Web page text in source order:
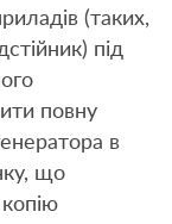
(таких,
під
повну
в
що